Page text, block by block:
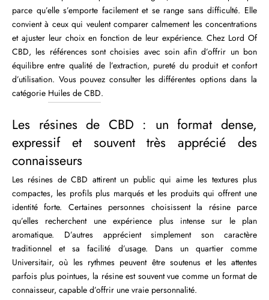
parce qu’elle s’emporte facilement et se range sans difficulté. Elle
convient à ceux qui veulent comparer calmement les concentrations
et ajuster leur choix en fonction de leur expérience. Chez Lord Of
CBD, les références sont choisies avec soin afin d’offrir un bon
équilibre entre qualité de l’extraction, pureté du produit et confort
d’utilisation. Vous pouvez consulter les différentes options dans la
catégorie Huiles de CBD.
Les résines de CBD : un format dense,
expressif et souvent très apprécié des
connaisseurs
Les résines de CBD attirent un public qui aime les textures plus
compactes, les profils plus marqués et les produits qui offrent une
identité forte. Certaines personnes choisissent la résine parce
qu’elles recherchent une expérience plus intense sur le plan
aromatique. D’autres apprécient simplement son caractère
traditionnel et sa facilité d’usage. Dans un quartier comme
Universitair, où les rythmes peuvent être soutenus et les attentes
parfois plus pointues, la résine est souvent vue comme un format de
connaisseur, capable d’offrir une vraie personnalité.